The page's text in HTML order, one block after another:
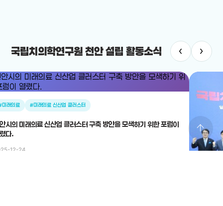
국립치의학연구원 천안 설립 활동소식 ‹ ›
미래의료 #미래의료 신산업 클러스터
시의 미래의료 신산업 클러스터 구축 방안을 모색하기 위한 포럼이
다.
12-24
arrow_upward